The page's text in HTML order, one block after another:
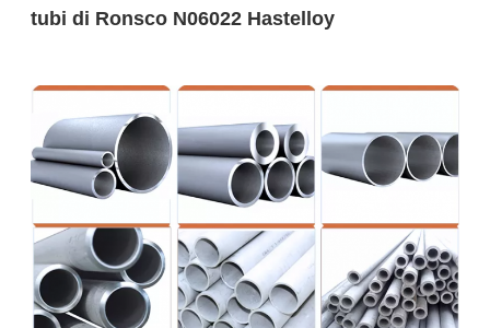
tubi di Ronsco N06022 Hastelloy